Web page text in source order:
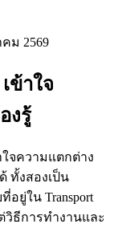
ม 2569
ข้าใจ
งรู้
จความแตกต่าง
ทั้งสองเป็น
ยู่ใน Transport
วิธีการทำงานและ